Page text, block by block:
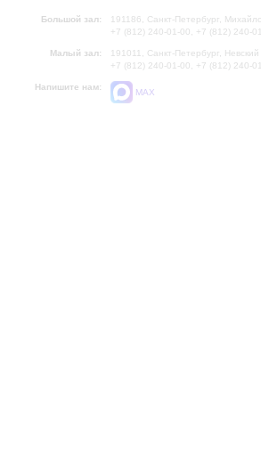
Большой зал:
191186, Санкт-Петербург,
+7 (812) 240-01-00, +7 (812) 240-
Малый зал:
191011, Санкт-Петербург, Невский
+7 (812) 240-01-00, +7 (812) 240-
Напишите нам:
MAX